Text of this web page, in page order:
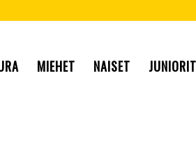
MIEHET NAISET JUNIORIT